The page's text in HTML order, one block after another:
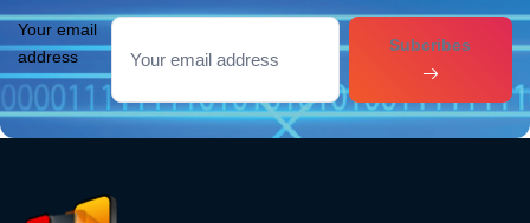
Your email
address
Subcribes